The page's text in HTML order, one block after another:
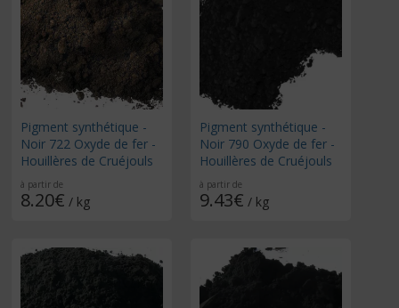
Pigment synthétique -
Noir 722 Oxyde de fer -
Houillères de Cruéjouls
à partir de
8.20€ / kg
Pigment synthétique -
Noir 790 Oxyde de fer -
Houillères de Cruéjouls
à partir de
9.43€ / kg